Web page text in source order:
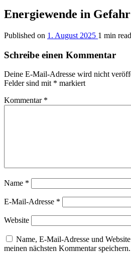
Energiewende in Gefahr
Published on 1. August 2025 1 min read
Schreibe einen Kommentar
Deine E-Mail-Adresse wird nicht
Felder sind mit * markiert
Kommentar *
Name *
E-Mail-Adresse *
Website
Name, E-Mail-Adresse und
meinen nächsten Kommentar speichern.